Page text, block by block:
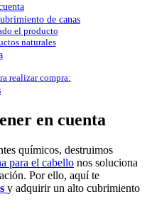
de canas
el producto
naturales
realizar compra:
en cuenta
químicos, destruimos
para el cabello nos soluciona
Por ello, aquí te
y adquirir un alto cubrimiento